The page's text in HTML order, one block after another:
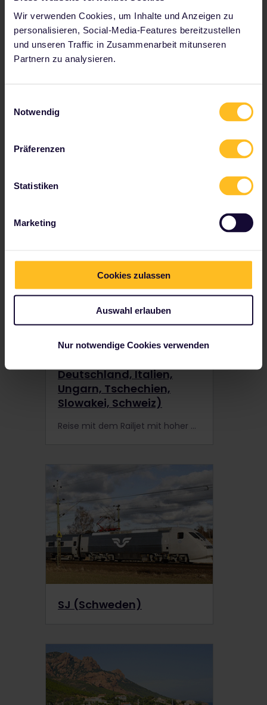
Wir verwenden Cookies, um Inhalte und Anzeigen zu
personalisieren, Social-Media-Features bereitzustellen
und unseren Traffic in Zusammenarbeit mitunseren
Partnern zu analysieren.
Notwendig
Präferenzen
Statistiken
Marketing
Cookies zulassen
Auswahl erlauben
Nur notwendige Cookies verwenden
Deutschland, Italien,
Ungarn, Tschechien,
Slowakei, Schweiz)
Reise mit dem Railjet mit hoher Geschwindigkeit durch Österreich und darüber hinaus. Genieße Komfort, kostenloses WLAN und eine Kinoecke. Buche deine Reservierungen mit deinem Interrail-Pass!
SJ (Schweden)